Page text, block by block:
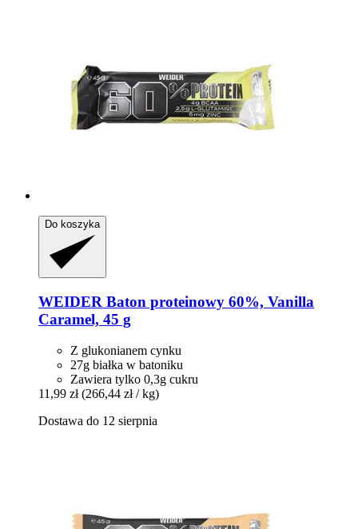
Do koszyka
WEIDER Baton proteinowy 60%, Vanilla
Caramel, 45 g
Z glukonianem cynku
27g białka w batoniku
Zawiera tylko 0,3g cukru
11,99 zł (266,44 zł / kg)
Dostawa do 12 sierpnia